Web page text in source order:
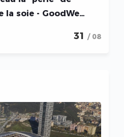
la soie - GoodWe
31 / 08